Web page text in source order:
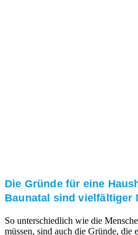
Die Gründe für eine
Baunatal sind vielfältiger
So unterschiedlich wie die
müssen, sind auch die Gründe, die